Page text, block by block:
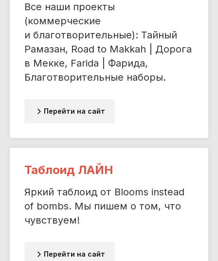
Все наши проекты
(коммерческие
и благотворительные): Тайный
Рамазан, Road to Makkah | Дорога
в Мекке, Farida | Фарида,
Благотворительные наборы.
Перейти на сайт
Таблоид ЛАЙН
Яркий таблоид от Blooms instead
of bombs. Мы пишем о том, что
чувствуем!
Перейти на сайт